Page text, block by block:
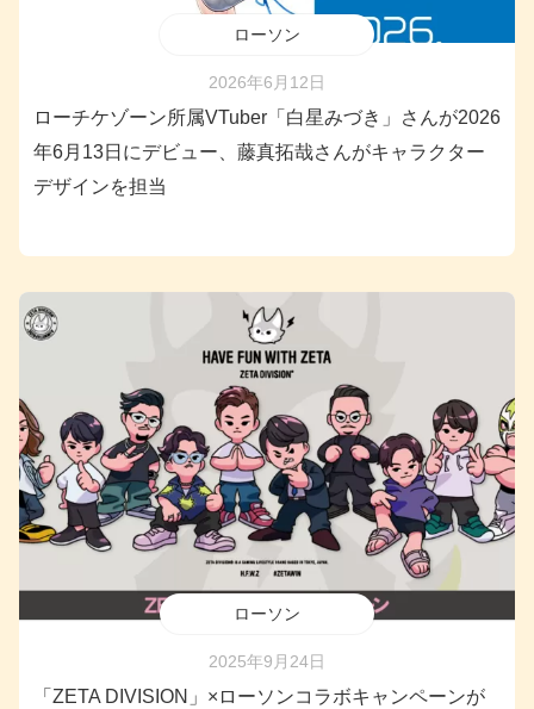
ローソン
2026年6月12日
ローチケゾーン所属VTuber「白星みづき」さんが2026
年6月13日にデビュー、藤真拓哉さんがキャラクター
デザインを担当
ローソン
2025年9月24日
「ZETA DIVISION」×ローソンコラボキャンペーンが